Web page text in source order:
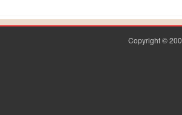
Copyright ©